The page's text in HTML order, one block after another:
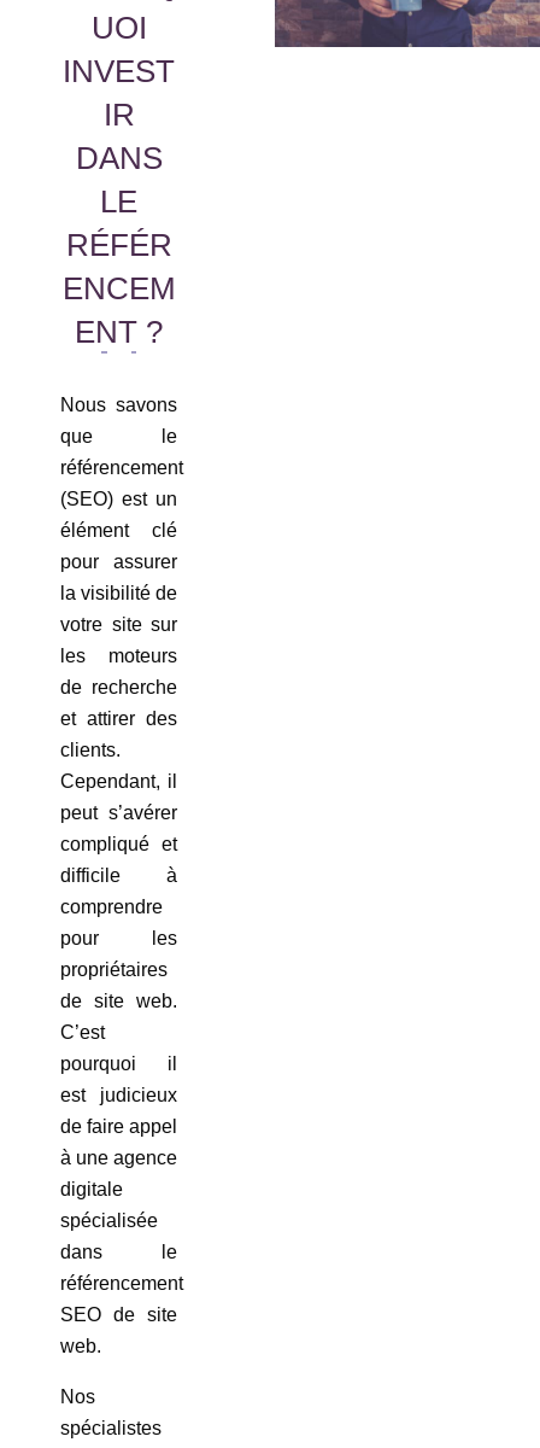
UOI
INVEST
IR
DANS
LE
RÉFÉR
ENCEM
ENT ?
Nous savons
que le
référencement
(SEO) est un
élément clé
pour assurer
la visibilité de
votre site sur
les moteurs
de recherche
et attirer des
clients.
Cependant, il
peut s’avérer
compliqué et
difficile à
comprendre
pour les
propriétaires
de site web.
C’est
pourquoi il
est judicieux
de faire appel
à une agence
digitale
spécialisée
dans le
référencement
SEO de site
web.
Nos
spécialistes